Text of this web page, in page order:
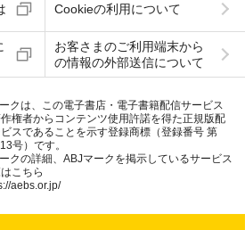
Cookieの利用について
お客さまのご利用端末から
の情報の外部送信について
クは、この電子書店・電子書籍配信サービス
権者からコンテンツ使用許諾を得た正規版配
スであることを示す登録商標（登録番号 第
号）です。
クの詳細、ABJマークを掲示しているサービス
こちら
aebs.or.jp/